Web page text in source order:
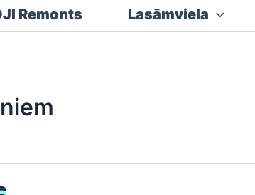
Remonts Lasāmviela